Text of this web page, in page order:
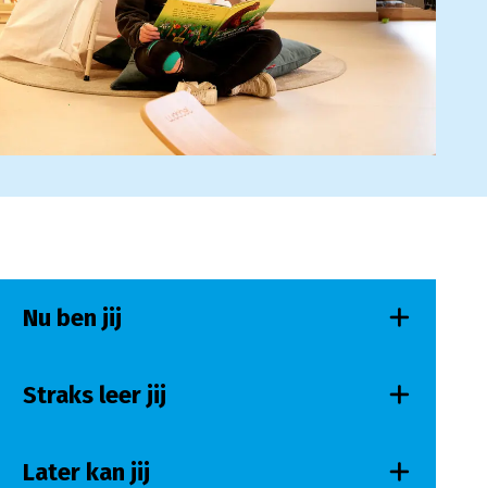
Nu ben jij
Straks leer jij
Later kan jij